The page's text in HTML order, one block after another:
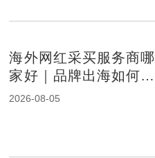
海外网红采买服务商哪
家好｜品牌出海如何选
择专业KOL采购机构
2026-08-05